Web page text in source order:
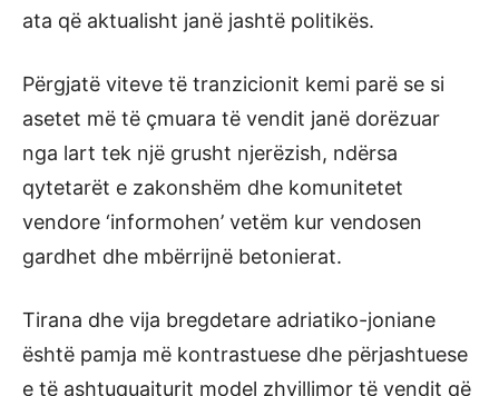
ata që aktualisht janë jashtë politikës.
Përgjatë viteve të tranzicionit kemi parë se si
asetet më të çmuara të vendit janë dorëzuar
nga lart tek një grusht njerëzish, ndërsa
qytetarët e zakonshëm dhe komunitetet
vendore ‘informohen’ vetëm kur vendosen
gardhet dhe mbërrijnë betonierat.
Tirana dhe vija bregdetare adriatiko-joniane
është pamja më kontrastuese dhe përjashtuese
e të ashtuquajturit model zhvillimor të vendit që